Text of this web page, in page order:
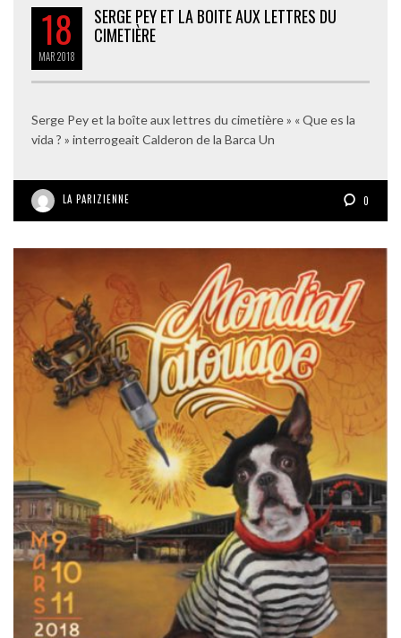
18
MAR2018
SERGE PEY ET LA BOITE AUX LETTRES DU
CIMETIÈRE
Serge Pey et la boîte aux lettres du cimetière » « Que es la
vida ? » interrogeait Calderon de la Barca Un
LA PARIZIENNE 0